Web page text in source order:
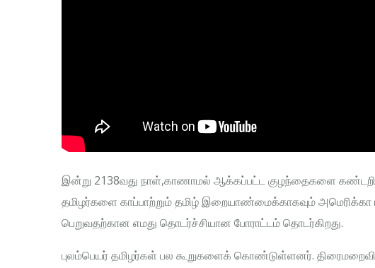
இன்று 2138வது நாள்,காணாமல் ஆக்கப்பட்ட குழந்தைகளை
தமிழர்களை காப்பாற்றும் தமிழ் இறையாண்மைக்காகவும்
பெறுவதற்கான எமது தொடர்ச்சியான போராட்டம் தொடர்கிறது.
புலம்பெயர் தமிழர்கள் பல கூறுகளைக் கொண்டுள்ளனர்.